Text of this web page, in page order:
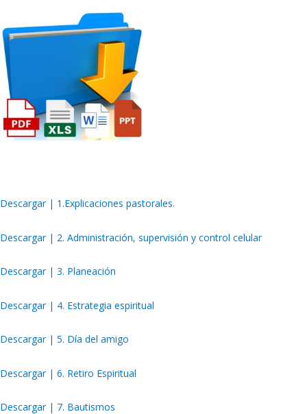
Descargar | 1.Explicaciones pastorales.
Descargar | 2. Administración, supervisión y control celular
Descargar | 3. Planeación
Descargar | 4. Estrategia espiritual
Descargar | 5. Día del amigo
Descargar | 6. Retiro Espiritual
Descargar | 7. Bautismos